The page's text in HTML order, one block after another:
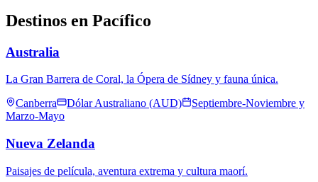
Destinos en Pacífico
Australia
La Gran Barrera de Coral, la Ópera de Sídney y fauna única.
Canberra
Dólar Australiano (AUD)
Septiembre-Noviembre y
Marzo-Mayo
Nueva Zelanda
Paisajes de película, aventura extrema y cultura maorí.